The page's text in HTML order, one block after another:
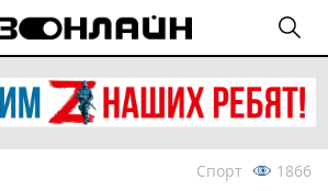
Спорт 1866